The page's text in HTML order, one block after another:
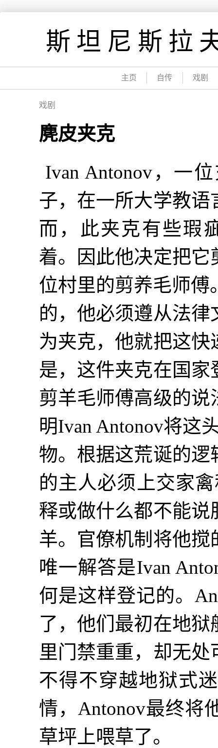
斯坦尼斯拉
主页 自传 戏剧
戏剧
麂皮夹克
Ivan Antonov，一
子，在一所大学教
而，此夹克有些瑕
着。因此他决定把
位村里的剪养毛师傅
的，他必须遵从法
为夹克，他就把这
是，这件夹克在国
剪羊毛师傅高级的
明Ivan Antonov将这
物。根据这荒诞的
的主人必须上交家
释或做什么都不能
羊。官僚机制将他
唯一解答是Ivan
何是这样登记的。
了，他们最初在地
里门禁重重，却无
不得不穿越地狱式
情，Antonov最终将
草坪上喂草了。